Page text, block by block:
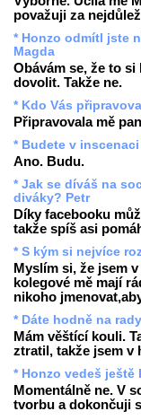
považuji za
* Honzo odmítl jste
Magda
Obávám se, že to si
dovolit. Takže ne.
* Kdo Vás
Připravovala mě
* Budete v
Ano. Budu.
* Jak se díváš na
diváky? Petr
Díky facebooku
takže spíš asi
* S kým si nejvíce
Myslím si, že jsem
kolegové mě mají
nikoho
* Dáte hodně na
Mám věštící kouli.
ztratil, takže jsem v
* Honzo vedeš ještě
Momentálně ne. V
tvorbu a dokončuji